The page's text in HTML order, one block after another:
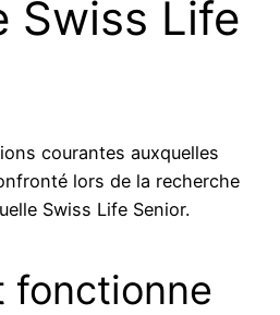
Swiss Life
courantes auxquelles
lors de la recherche
Swiss Life Senior.
fonctionne